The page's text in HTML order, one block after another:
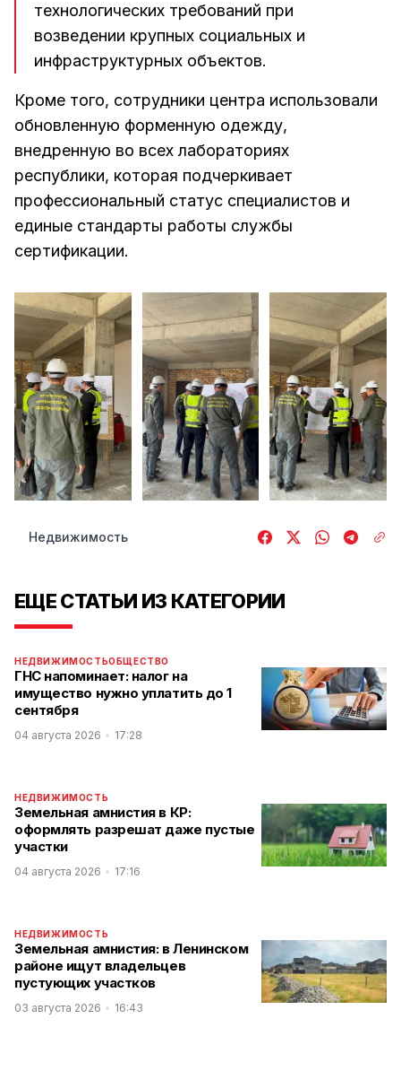
технологических требований при
возведении крупных социальных и
инфраструктурных объектов.
Кроме того, сотрудники центра использовали
обновленную форменную одежду,
внедренную во всех лабораториях
республики, которая подчеркивает
профессиональный статус специалистов и
единые стандарты работы службы
сертификации.
Недвижимость
ЕЩЕ СТАТЬИ ИЗ КАТЕГОРИИ
НЕДВИЖИМОСТЬОБЩЕСТВО
ГНС напоминает: налог на
имущество нужно уплатить до 1
сентября
04 августа 2026 17:28
НЕДВИЖИМОСТЬ
Земельная амнистия в КР:
оформлять разрешат даже пустые
участки
04 августа 2026 17:16
НЕДВИЖИМОСТЬ
Земельная амнистия: в Ленинском
районе ищут владельцев
пустующих участков
03 августа 2026 16:43